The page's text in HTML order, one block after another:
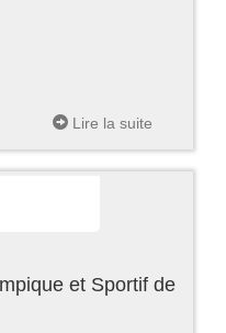
Lire la suite
et Sportif de